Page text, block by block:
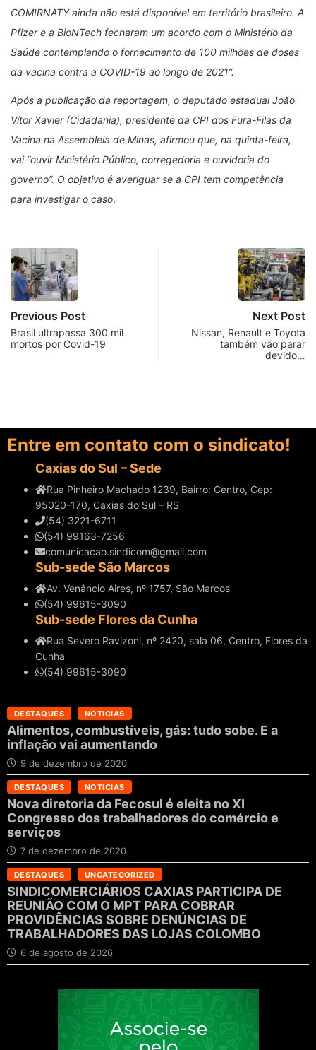
COMIRNATY ainda não está disponível em território brasileiro. A
Pfizer e a BioNTech fecharam um acordo com o Ministério da
Saúde contemplando o fornecimento de 100 milhões de doses
da vacina contra a COVID-19 ao longo de 2021”.
Após a publicação da reportagem, o deputado estadual João
Vítor Xavier (Cidadania), presidente da CPI dos Fura-Filas da
Vacina na Assembleia de Minas, afirmou que, na quinta-feira,
vai “ouvir Ministério Público, corregedoria e ouvidoria do
governo”. O objetivo é averiguar se a CPI tem competência
para investigar o caso.
Previous Post
Brasil ultrapassa 300 mil
mortos por Covid-19
Next Post
Nissan, Renault e Toyota
também vão parar
devido…
Entre em contato com o sindicato!
Caxias do Sul – Sede
Rua Pinheiro Machado 1239, Bairro: Centro, Cep:
95020-170, Caxias do Sul – RS
(54) 3221-6711
(54) 99163-7256
comunicacao.sindicom@gmail.com
Sub-sede São Marcos
Av. Venâncio Aires, nº 1757, São Marcos
(54) 99615-3090
Sub-sede Flores da Cunha
Rua Severo Ravizoni, nº 2420, sala 06, Centro, Flores da
Cunha
(54) 99615-3090
DESTAQUES NOTICIAS
Alimentos, combustíveis, gás: tudo sobe. E a
inflação vai aumentando
9 de dezembro de 2020
DESTAQUES NOTICIAS
Nova diretoria da Fecosul é eleita no XI
Congresso dos trabalhadores do comércio e
serviços
7 de dezembro de 2020
DESTAQUES UNCATEGORIZED
SINDICOMERCIÁRIOS CAXIAS PARTICIPA DE
REUNIÃO COM O MPT PARA COBRAR
PROVIDÊNCIAS SOBRE DENÚNCIAS DE
TRABALHADORES DAS LOJAS COLOMBO
6 de agosto de 2026